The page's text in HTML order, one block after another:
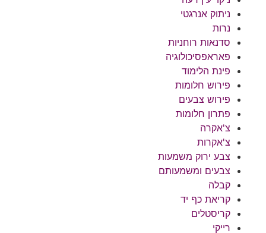
ניתוק אנרגטי
נרות
סדנאות רוחניות
פאראפסיכולוגיה
פינת הלימוד
פירוש חלומות
פירוש צבעים
פתרון חלומות
צ'אקרה
צ'אקרות
צבע ירוק משמעות
צבעים ומשמעותם
קבלה
קריאת כף יד
קריסטלים
רייקי